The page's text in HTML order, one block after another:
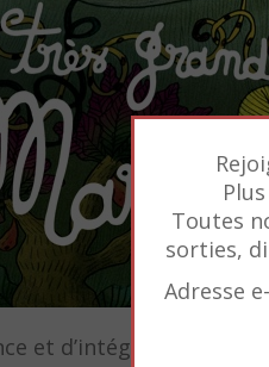
et d’intégration –
Toutes
sorties,
Adresse